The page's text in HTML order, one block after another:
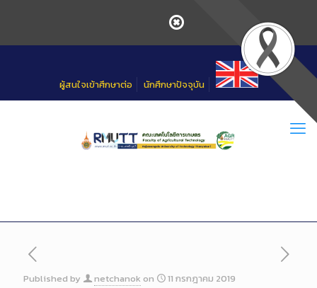
ผู้สนใจเข้าศึกษาต่อ นักศึกษาปัจจุบัน
Published by netchanok on 11 กรกฎาคม 2019